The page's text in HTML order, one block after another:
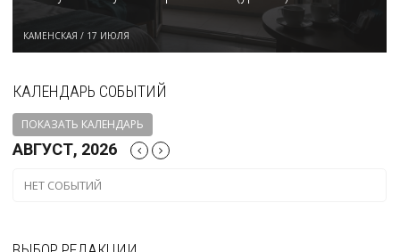
КАМЕНСКАЯ / 17 ИЮЛЯ
КАЛЕНДАРЬ СОБЫТИЙ
ПОКАЗАТЬ КАЛЕНДАРЬ
АВГУСТ, 2026
НЕТ СОБЫТИЙ